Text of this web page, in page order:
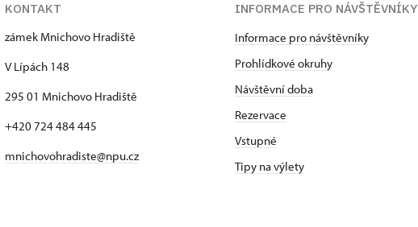
KONTAKT
zámek Mnichovo Hradiště
V Lípách 148
295 01 Mnichovo Hradiště
+420 724 484 445
mnichovohradiste@npu.cz
INFORMACE PRO NÁVŠTĚVNÍKY
Informace pro návštěvníky
Prohlídkové okruhy
Návštěvní doba
Rezervace
Vstupné
Tipy na výlety